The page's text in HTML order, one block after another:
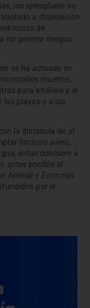
los ejemplares no
a disposición
de
no generar riesgos
se ha actuado en
muertos,
para análisis y el
las playas y a las
la distancia de al
(incluso aves),
evitar concurrir a
antes posible al
Animal y Zoonosis
por el